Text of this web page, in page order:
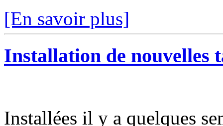
[En savoir plus]
Installation de nouvelles
Installées il y a quelques